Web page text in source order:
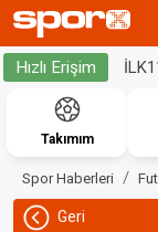
Hızlı Erişim
Takımım
Spor Haberleri
Geri